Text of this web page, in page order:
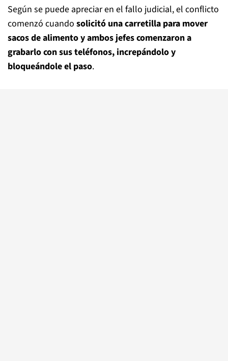
Según se puede apreciar en el fallo judicial, el conflicto
comenzó cuando solicitó una carretilla para mover
sacos de alimento y ambos jefes comenzaron a
grabarlo con sus teléfonos, increpándolo y
bloqueándole el paso.